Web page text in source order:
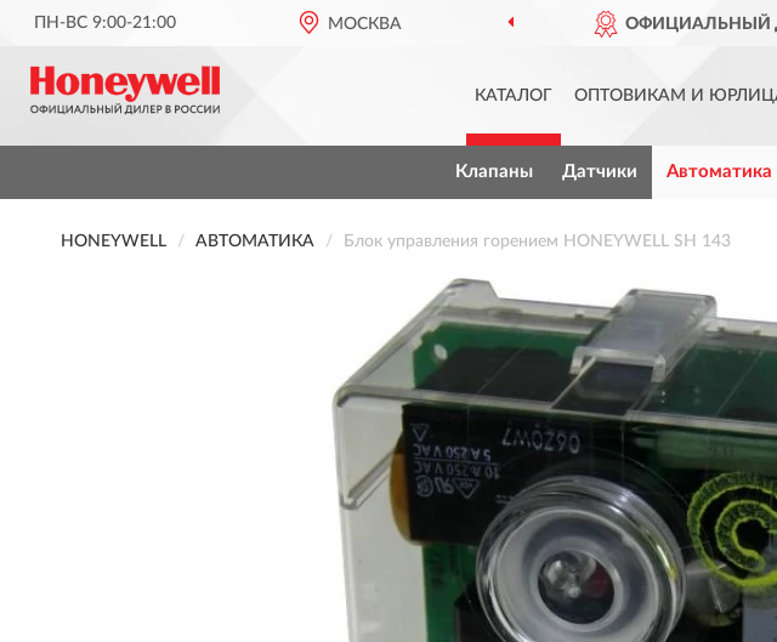
ПН-ВС 9:00-21:00 МОСКВА ОФИЦИАЛЬНЫЙ
КАТАЛОГ ОПТОВИКАМ И
Клапаны Датчики Автоматика
HONEYWELL АВТОМАТИКА Блок управления горением HONEYWELL SH 143